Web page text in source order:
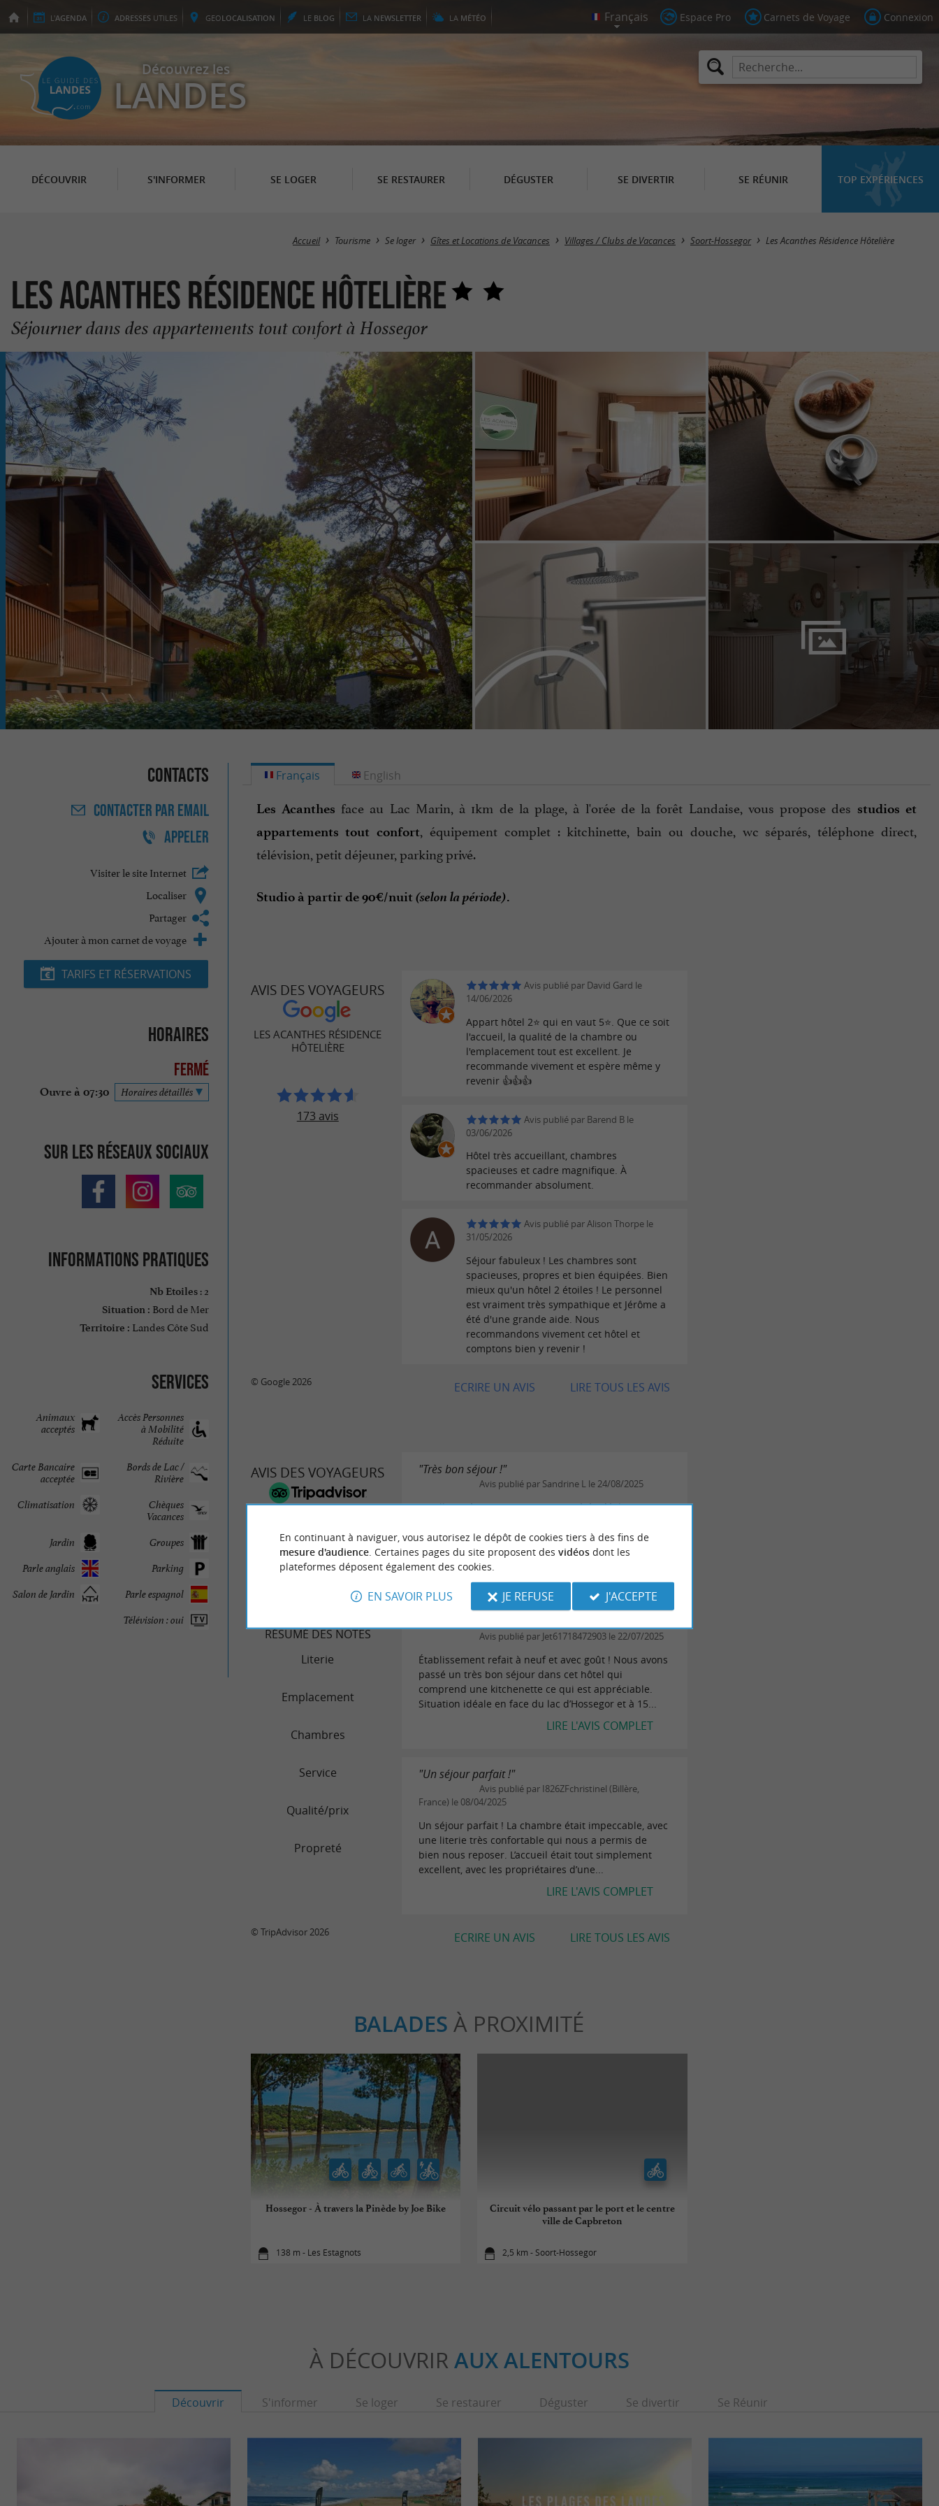
L'AGENDA ADRESSES UTILES GEOLOCALISATION LE BLOG LA NEWSLETTER LA MÉTÉO Espace Pro Carnets de Voyage Connexion
Découvrez les
LANDES
DÉCOUVRIR S'INFORMER SE LOGER SE RESTAURER DÉGUSTER SE DIVERTIR SE RÉUNIR TOP EXPÉRIENCES
Accueil Tourisme Se loger Gîtes et Locations de Vacances Villages / Clubs de Vacances Soort-Hossegor Les Acanthes Résidence Hôtelière
Les Acanthes Résidence Hôtelière
Séjourner dans des appartements tout confort à Hossegor
Contacts
CONTACTER PAR EMAIL
APPELER
Visiter le site Internet
Localiser
Partager
Ajouter à mon carnet de voyage
TARIFS ET RÉSERVATIONS
Horaires
Fermé
Ouvre à 07:30 Horaires détaillés
Sur les réseaux sociaux
Informations pratiques
Nb Etoiles: 2
Situation : Bord de Mer
Territoire : Landes Côte Sud
Services
Accès Personnes
à Mobilité
Réduite
Animaux
acceptés
Bords de Lac /
Rivière
Carte Bancaire
acceptée
Chèques
Vacances
Climatisation
Groupes
Jardin
Parking
Parle anglais
Parle espagnol
Salon de Jardin
Télévision : oui
Français
Les Acanthes face au Lac Marin, à 1km de la plage, à l'orée de la forêt Landaise, vous propose des studios et
appartements tout confort, équipement complet : kitchinette, bain ou douche, wc séparés, téléphone direct,
télévision, petit déjeuner, parking privé.
Studio à partir de 90€/nuit (selon la période).
English
AVIS DES VOYAGEURS
LES ACANTHES RÉSIDENCE
HÔTELIÈRE
173 avis
Avis publié par David Gard le
14/06/2026
Appart hôtel 2⭐ qui en vaut 5⭐. Que ce soit
l'accueil, la qualité de la chambre ou
l'emplacement tout est excellent. Je
recommande vivement et espère même y
revenir 👍👍👍
Avis publié par Barend B le
03/06/2026
Hôtel très accueillant, chambres
spacieuses et cadre magnifique. À
recommander absolument.
Avis publié par Alison Thorpe le
31/05/2026
Séjour fabuleux ! Les chambres sont
spacieuses, propres et bien équipées. Bien
mieux qu'un hôtel 2 étoiles ! Le personnel
est vraiment très sympathique et Jérôme a
été d'une grande aide. Nous
recommandons vivement cet hôtel et
comptons bien y revenir !
LIRE TOUS LES AVIS
ECRIRE UN AVIS
© Google 2026
AVIS DES VOYAGEURS
RÉSUMÉ DES NOTES
Literie
Emplacement
Chambres
Service
Qualité/prix
Propreté
"Très bon séjour !"
Avis publié par Sandrine L le 24/08/2025
Excellent séjour aux Acanthes cet été. Idéalement
est à proximité. Propre , spacieux, bien agencé,
personnel et propriétaires aux petits soins !
Avis publié par Jet61718472903 le 22/07/2025
Établissement refait à neuf et avec goût ! Nous avons
passé un très bon séjour dans cet hôtel qui
comprend une kitchenette ce qui est appréciable.
Situation idéale en face du lac d’Hossegor et à 15...
LIRE L'AVIS COMPLET
"Un séjour parfait !"
Avis publié par I826ZFchristinel (Billère,
France) le 08/04/2025
Un séjour parfait ! La chambre était impeccable, avec
une literie très confortable qui nous a permis de
bien nous reposer. L’accueil était tout simplement
excellent, avec les propriétaires d’une...
LIRE L'AVIS COMPLET
LIRE TOUS LES AVIS
ECRIRE UN AVIS
© TripAdvisor 2026
BALADES À PROXIMITÉ
Hossegor - À travers la Pinède by Joe Bike
138 m - Les Estagnots
Circuit vélo passant par le port et le centre
ville de Capbreton
2,5 km - Soort-Hossegor
À DÉCOUVRIR AUX ALENTOURS
Découvrir S'informer Se loger Se restaurer Déguster Se divertir Se Réunir
En continuant à naviguer, vous autorisez le dépôt de cookies tiers à des fins de
mesure d'audience. Certaines pages du site proposent des vidéosdont les
plateformes déposent également des cookies.
EN SAVOIR PLUS JE REFUSE J'ACCEPTE